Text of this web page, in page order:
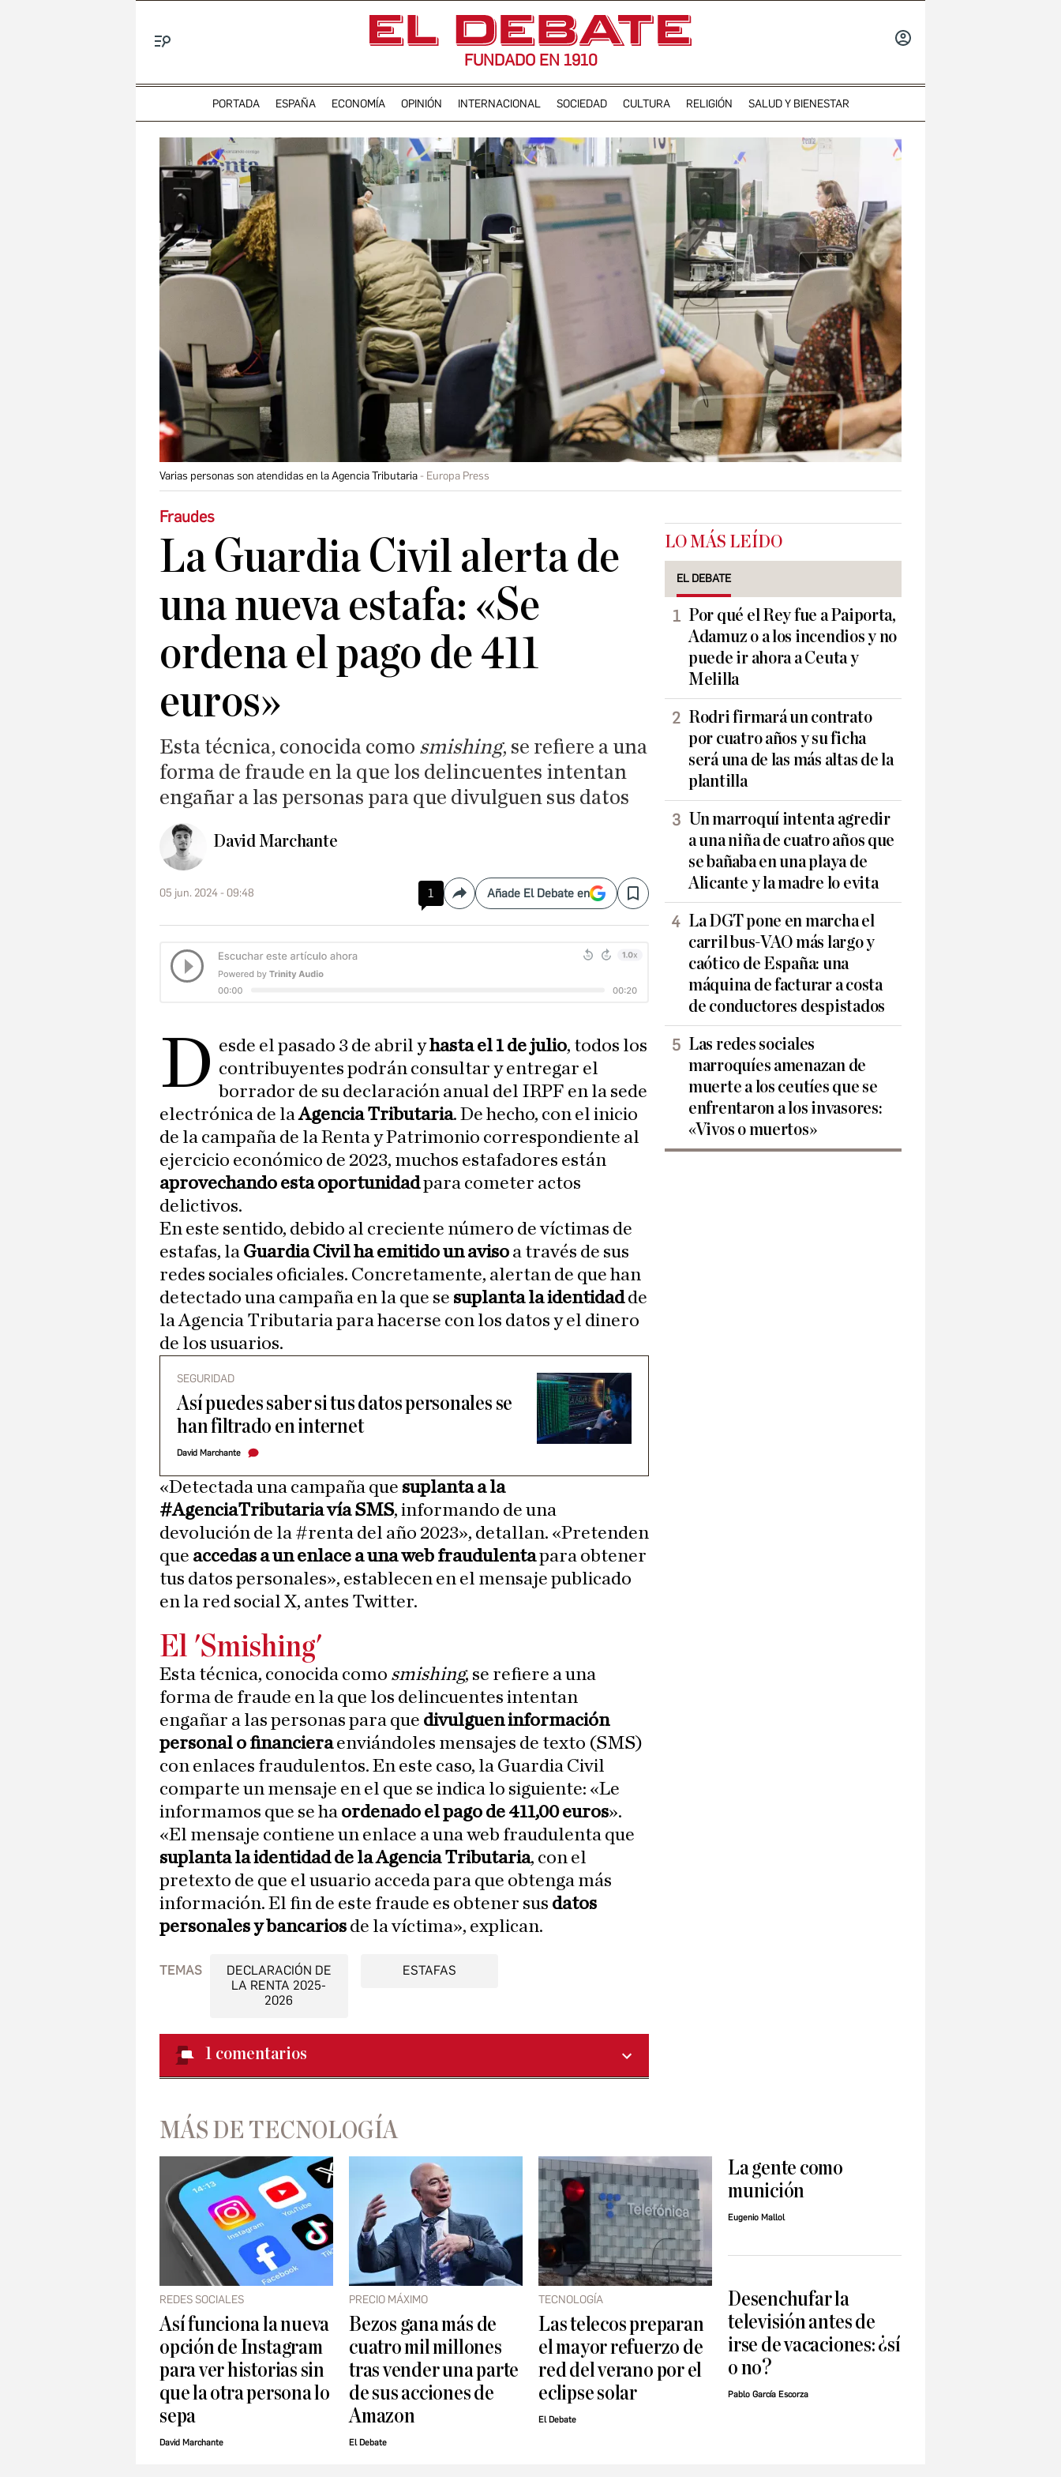
FUNDADO EN 1910
PORTADA ESPAÑA ECONOMÍA OPINIÓN INTERNACIONAL SOCIEDAD CULTURA RELIGIÓN SALUD Y BIENESTAR
Varias personas son atendidas en la Agencia Tributaria Europa Press
Fraudes
La Guardia Civil alerta de
una nueva estafa: «Se
ordena el pago de 411
euros»
Esta técnica, conocida como smishing, se refiere a una
forma de fraude en la que los delincuentes intentan
engañar a las personas para que divulguen sus datos
David Marchante
05 jun. 2024 - 09:48 1 CompartirAñade El Debate en Save
D esde el pasado 3 de abril yhasta el 1 de julio, todos los
contribuyentes podrán consultar y entregar el
borrador de su declaración anual del IRPF en la sede
electrónica de laAgencia Tributaria. De hecho, con el inicio
de la campaña de la Renta y Patrimonio correspondiente al
ejercicio económico de 2023, muchos estafadores están
aprovechando esta oportunidadpara cometer actos
delictivos.
En este sentido, debido al creciente número de víctimas de
estafas, la Guardia Civil ha emitido un aviso a través de sus
redes sociales oficiales. Concretamente, alertan de que han
detectado una campaña en la que se suplanta la identidadde
la Agencia Tributaria para hacerse con los datos y el dinero
de los usuarios.
SEGURIDAD
Así puedes saber si tus datos personales se
han filtrado en internet
David Marchante
«Detectada una campaña que suplanta a la
#AgenciaTributaria vía SMS, informando de una
devolución de la #renta del año 2023», detallan. «Pretenden
que accedas a un enlace a una web fraudulentapara obtener
tus datos personales», establecen en el mensaje publicado
en la red social X, antes Twitter.
El 'Smishing'
Esta técnica, conocida como smishing, se refiere a una
forma de fraude en la que los delincuentes intentan
engañar a las personas para que divulguen información
personal o financieraenviándoles mensajes de texto (SMS)
con enlaces fraudulentos. En este caso, la Guardia Civil
comparte un mensaje en el que se indica lo siguiente: «Le
informamos que se ha ordenado el pago de 411,00 euros».
«El mensaje contiene un enlace a una web fraudulenta que
suplanta la identidad de la Agencia Tributaria, con el
pretexto de que el usuario acceda para que obtenga más
información. El fin de este fraude es obtener sus datos
personales y bancarios de la víctima», explican.
TEMAS
DECLARACIÓN DE
LA RENTA 2025-
2026
ESTAFAS
1 comentarios
LO MÁS LEÍDO
EL DEBATE
Por qué el Rey fue a Paiporta,
Adamuz o a los incendios y no
puede ir ahora a Ceuta y
Melilla
Rodri firmará un contrato
por cuatro años y su ficha
será una de las más altas de la
plantilla
Un marroquí intenta agredir
a una niña de cuatro años que
se bañaba en una playa de
Alicante y la madre lo evita
La DGT pone en marcha el
carril bus-VAO más largo y
caótico de España: una
máquina de facturar a costa
de conductores despistados
Las redes sociales
marroquíes amenazan de
muerte a los ceutíes que se
enfrentaron a los invasores:
«Vivos o muertos»
MÁS DE TECNOLOGÍA
REDES SOCIALES
Así funciona la nueva
opción de Instagram
para ver historias sin
que la otra persona lo
sepa
David Marchante
PRECIO MÁXIMO
Bezos gana más de
cuatro mil millones
tras vender una parte
de sus acciones de
Amazon
El Debate
TECNOLOGÍA
Las telecos preparan
el mayor refuerzo de
red del verano por el
eclipse solar
El Debate
La gente como
munición
Eugenio Mallol
Desenchufar la
televisión antes de
irse de vacaciones: ¿sí
o no?
Pablo García Escorza